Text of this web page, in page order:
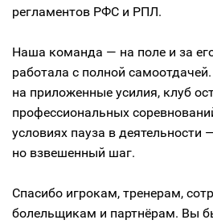
регламентов РФС и РПЛ.
Наша команда — на поле и за
работала с полной
на приложенные усилия, клуб
профессиональных
условиях пауза в
но взвешенный шаг.
Спасибо игрокам, тренерам,
болельщикам и партнёрам. Вы